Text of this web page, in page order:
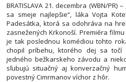
BRATISLAVA 21. decembra (WBN/
sa smeje najlepšie“, láka Vojta
Padesátka, ktorá sa odohráva na
zasnežených Krkonoší. Premiéra
je tak poslednou komédiou tohto
chopil príbehu, ktorého dej sa
jedného bežkarskeho závodu a
sľubujú situačný aj konverzačný
povestný Cimrmanov víchor z hôr.